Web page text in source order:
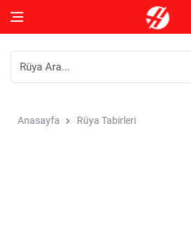
Anasayfa Rüya Tabirleri